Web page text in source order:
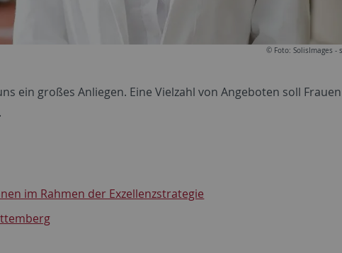
© Foto: SolisImages -
ein großes Anliegen. Eine Vielzahl von Angeboten soll
im Rahmen der Exzellenzstrategie